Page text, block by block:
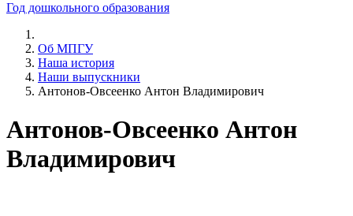
Год дошкольного образования
Об МПГУ
Наша история
Наши выпускники
Антонов-Овсеенко Антон Владимирович
Антонов-Овсеенко Антон
Владимирович